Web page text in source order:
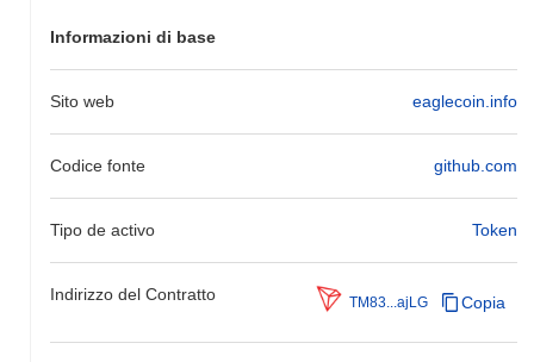
Informazioni di base
Sito web eaglecoin.info
Codice fonte github.com
Tipo de activo Token
Indirizzo del Contratto TM83...ajLG Copia